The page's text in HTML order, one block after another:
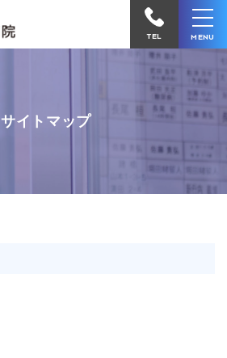
病
院
電
TEL MENU
サイトマップ